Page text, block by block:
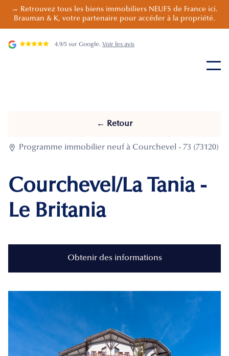
→ Retrouvez tous les biens immobiliers NEUFS de France ici.
Brauman & K, votre partenaire pour accéder à la propriété.
4.9/5 sur Google. Voir les avis
← Retour
 Programme immobilier neuf à Courchevel - 73 (73120)
Courchevel/La Tania -
Le Britania
Obtenir des informations